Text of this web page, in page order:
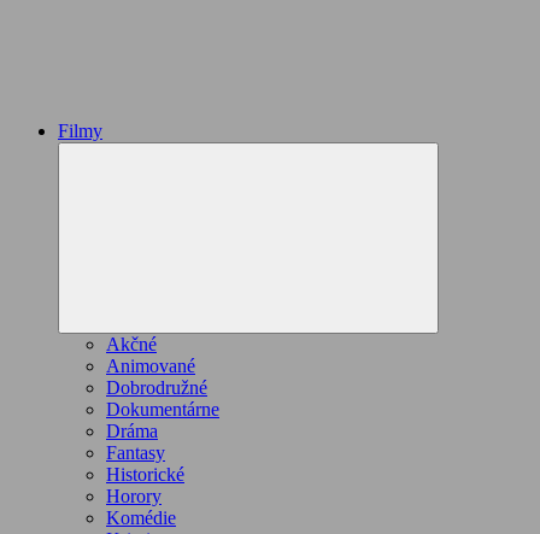
Filmy
Akčné
Animované
Dobrodružné
Dokumentárne
Dráma
Fantasy
Historické
Horory
Komédie